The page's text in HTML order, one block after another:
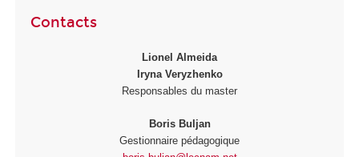
Contacts
Lionel Almeida
Iryna Veryzhenko
Responsables du master
Boris Buljan
Gestionnaire pédagogique